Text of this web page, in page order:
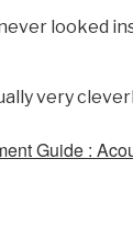
looked
very
Guide :